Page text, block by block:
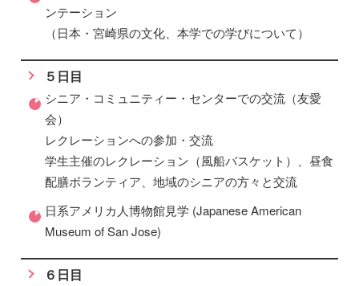
ンテーション
（日本・宮崎県の文化、本学での学びについて）
５日目
シニア・コミュニティー・センターでの交流（友愛
会）
レクレーションへの参加・交流
学生主催のレクレーション（風船バスケット）、昼食
配膳ボランティア、地域のシニアの方々と交流
日系アメリカ人博物館見学 (Japanese American
Museum of San Jose)
６日目